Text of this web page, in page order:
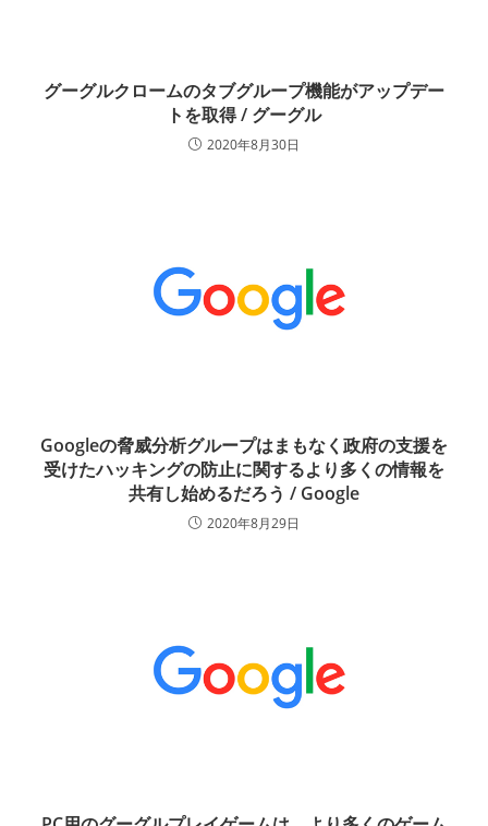
グーグルクロームのタブグループ機能がアップデー
トを取得 / グーグル
2020年8月30日
Googleの脅威分析グループはまもなく政府の支援を
受けたハッキングの防止に関するより多くの情報を
共有し始めるだろう / Google
2020年8月29日